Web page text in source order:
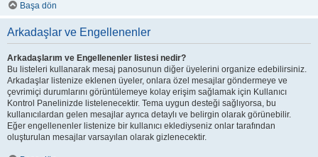
Başa dön
Arkadaşlar ve Engellenenler
Arkadaşlarım ve Engellenenler listesi nedir?
Bu listeleri kullanarak mesaj panosunun diğer üyelerini organize edebilirsiniz.
Arkadaşlar listenize eklenen üyeler, onlara özel mesajlar göndermeye ve
çevrimiçi durumlarını görüntülemeye kolay erişim sağlamak için Kullanıcı
Kontrol Panelinizde listelenecektir. Tema uygun desteği sağlıyorsa, bu
kullanıcılardan gelen mesajlar ayrıca detaylı ve belirgin olarak görünebilir.
Eğer engellenenler listenize bir kullanıcı eklediyseniz onlar tarafından
oluşturulan mesajlar varsayılan olarak gizlenecektir.